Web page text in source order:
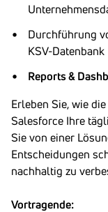
Durchführung
KSV-Datenbank
Reports &
Erleben Sie, wie
Salesforce Ihre
Sie von einer
Entscheidungen
nachhaltig zu
Vortragende: